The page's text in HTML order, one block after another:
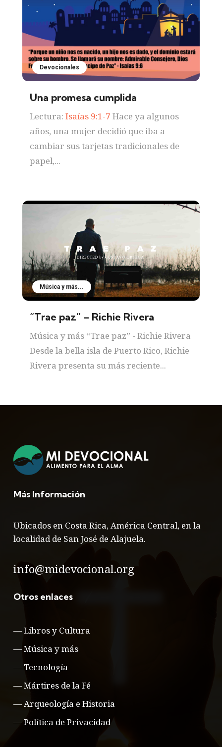
Devocionales
Una promesa cumplida
Lectura: Isaías 9:1-7 Hace ya algunos
años, una mujer decidió que iba a
cambiar sus tarjetas tradicionales de
papel,...
Música y más...
“Trae paz” – Richie Rivera
Música y más “Trae paz” - Richie Rivera
Desde la bella isla de Puerto Rico, Richie
Rivera presenta su más reciente...
Más Información
Ubicados en Costa Rica, América Central, en la
localidad de San José de Alajuela.
info@midevocional.org
Otros enlaces
—Libros y Cultura
—Música y más
— Tecnología
—Mártires de la Fé
—Arqueología e Historia
—Política de Privacidad